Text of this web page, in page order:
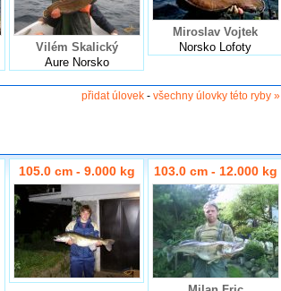
Vilém Skalický
Aure Norsko
Miroslav Vojtek
Norsko Lofoty
přidat úlovek - všechny úlovky této ryby »
105.0 cm - 9.000 kg 103.0 cm - 12.000 kg